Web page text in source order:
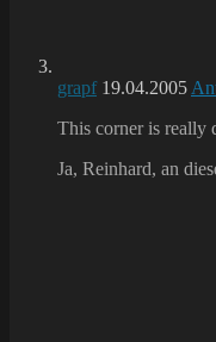
grapf 19.04.2005
This corner is really
Ja, Reinhard, an